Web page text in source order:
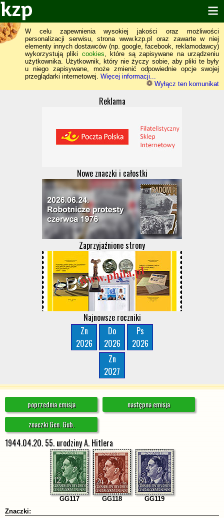
W celu zapewnienia wysokiej jakości oraz możliwości
personalizacji serwisu, strona www.kzp.pl oraz zawarte w niej
elementy innych dostawców (np. google, facebook, reklamodawcy)
wykorzystują pliki cookies, które są zapisywane na urządzeniu
użytkownika. Użytkownik, który nie życzy sobie, aby pliki te były
u niego zapisywane, może zmienić odpowiednie opcje swojej
przeglądarki internetowej. Więcej informacji...
Wyłącz ten komunikat
Reklama
Nowe znaczki i całostki
Zaprzyjaźnione strony
Najnowsze roczniki
Zn
2026
Do
2026
Ps
2026
Zn
2027
poprzednia emisja
następna emisja
znaczki Gen. Gub.
1944.04.20. 55. urodziny A. Hitlera
GG117 GG118
GG119
Znaczki: